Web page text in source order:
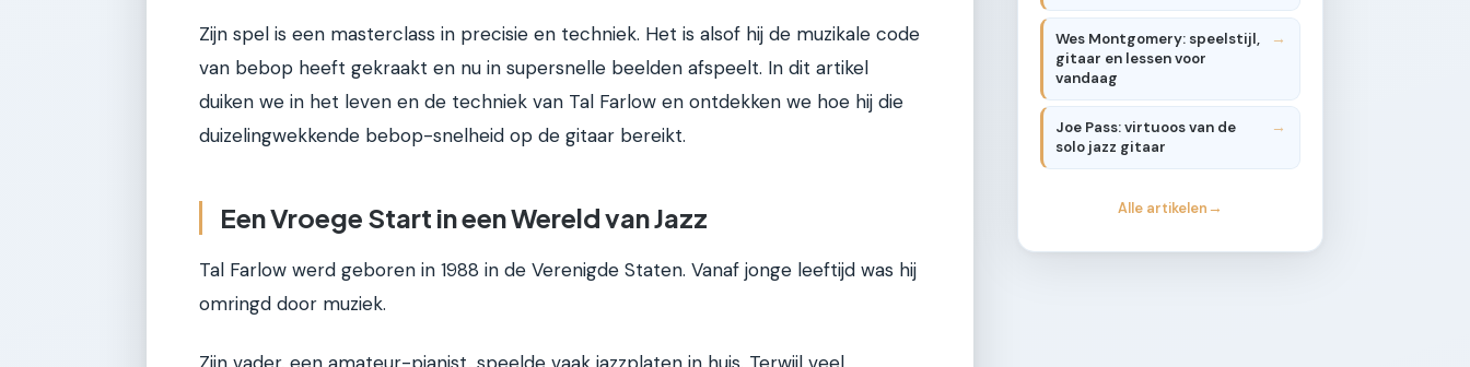
Zijn spel is een masterclass in precisie en techniek. Het is alsof hij de muzikale code
van bebop heeft gekraakt en nu in supersnelle beelden afspeelt. In dit artikel
duiken we in het leven en de techniek van Tal Farlow en ontdekken we hoe hij die
duizelingwekkende bebop-snelheid op de gitaar bereikt.
Een Vroege Start in een Wereld van Jazz
Tal Farlow werd geboren in 1988 in de Verenigde Staten. Vanaf jonge leeftijd was hij
omringd door muziek.
Zijn vader, een amateur-pianist, speelde vaak jazzplaten in huis. Terwijl veel
Wes Montgomery: speelstijl,
gitaar en lessen voor
vandaag
Joe Pass: virtuoos van de
solo jazz gitaar
Alle artikelen